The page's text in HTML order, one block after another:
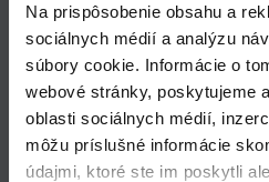
Na prispôsobenie obsahu a
sociálnych médií a analýzu
súbory cookie. Informácie o
webové stránky, poskytujeme
oblasti sociálnych médií,
môžu príslušné informácie
údajmi, ktoré ste im poskytli
Zistite
Ako Super
Ako sa stať
Často